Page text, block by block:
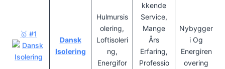
🥇 #1
Dansk
Isolering
Hulmursis
Olering,
Loftisoleri
Ng,
Energifor
Kkende
Service,
Mange
Års
Erfaring,
Professio
Nybygger
I Og
Energiren
Overing